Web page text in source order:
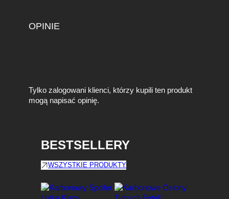
OPINIE
Tylko zalogowani klienci, którzy kupili ten produkt
mogą napisać opinię.
BESTSELLERY
WSZYSTKIE PRODUKTY